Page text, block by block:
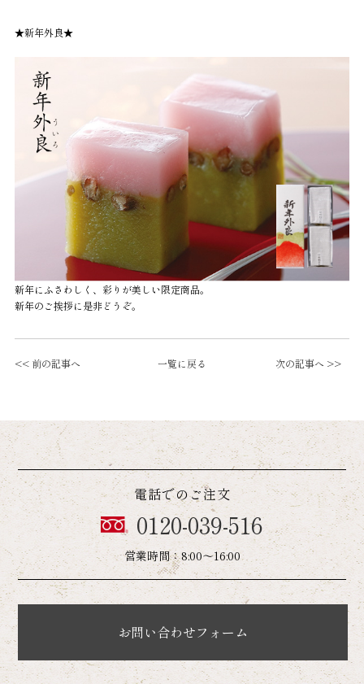
★新年外良★
新年にふさわしく、彩りが美しい限定商品。
新年のご挨拶に是非どうぞ。
<< 前の記事へ 一覧に戻る 次の記事へ >>
電話でのご注文
0120-039-516
営業時間：8:00～16:00
お問い合わせフォーム